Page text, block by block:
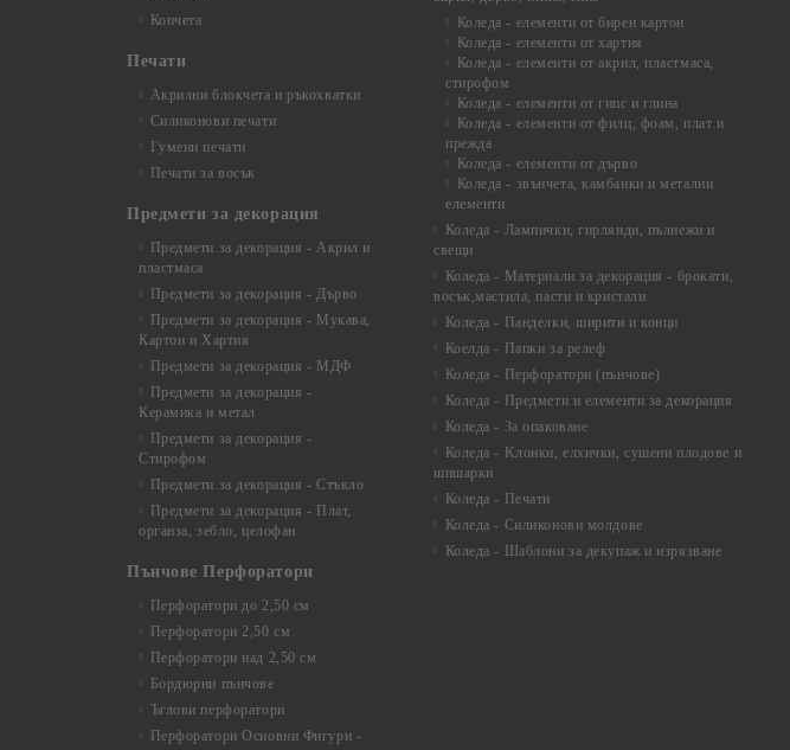
Копчета
Печати
Акрилни блокчета и ръкохватки
Силиконови печати
Гумени печати
Печати за восък
Предмети за декорация
Предмети за декорация - Акрил и
пластмаса
Предмети за декорация - Дърво
Предмети за декорация - Мукава,
Картон и Хартия
Предмети за декорация - МДФ
Предмети за декорация -
Керамика и метал
Предмети за декорация -
Стирофом
Предмети за декорация - Стъкло
Предмети за декорация - Плат,
органза, зебло, целофан
Пънчове Перфоратори
Перфоратори до 2,50 см
Перфоратори 2,50 см
Перфоратори над 2,50 см
Бордюрни пънчове
Ъглови перфоратори
Перфоратори Основни Фигури -
Коледа - елементи от бирен картон
Коледа - елементи от хартия
Коледа - елементи от акрил, пластмаса,
стирофом
Коледа - елементи от гипс и глина
Коледа - елементи от филц, фоам, плат и
прежда
Коледа - елементи от дърво
Коледа - звънчета, камбанки и метални
елементи
Коледа - Лампички, гирлянди, пълнежи и
свещи
Коледа - Материали за декорация - брокати,
восък,мастила, пасти и кристали
Коледа - Панделки, ширити и конци
Коелда - Папки за релеф
Коледа - Перфоратори (пънчове)
Коледа - Предмети и елементи за декорация
Коледа - За опаковане
Коледа - Kлонки, елхички, сушени плодове и
шишарки
Коледа - Печати
Коледа - Силиконови молдове
Коледа - Шаблони за декупаж и изрязване